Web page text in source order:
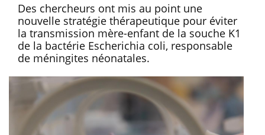
Des chercheurs ont mis au point une
nouvelle stratégie thérapeutique pour éviter
la transmission mère-enfant de la souche K1
de la bactérie Escherichia coli, responsable
de méningites néonatales.